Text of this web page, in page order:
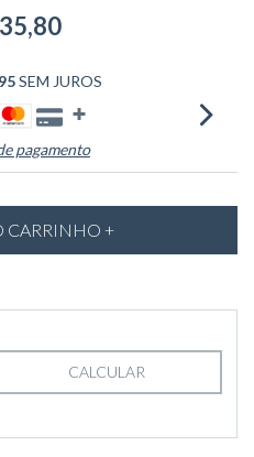
SEM JUROS
pagamento
CALCULAR